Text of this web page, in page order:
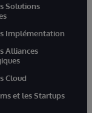
Solutions
Implémentation
Alliances
Cloud
et les Startups